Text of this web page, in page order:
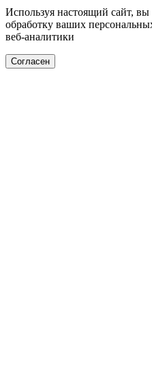
Используя настоящий сайт, вы
обработку ваших
веб-аналитики
Согласен